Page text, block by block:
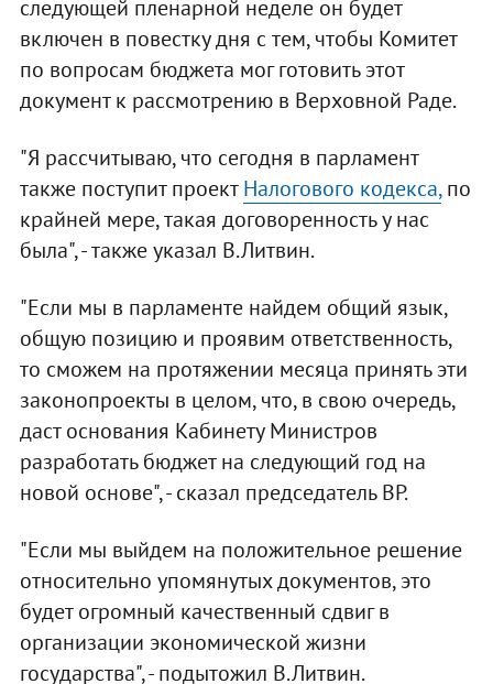
следующей пленарной неделе он будет
включен в повестку дня с тем, чтобы Комитет
по вопросам бюджета мог готовить этот
документ к рассмотрению в Верховной Раде.
"Я рассчитываю, что сегодня в парламент
также поступит проектНалогового кодекса,по
крайней мере, такая договоренность у нас
была", - также указал В.Литвин.
"Если мы в парламенте найдем общий язык,
общую позицию и проявим ответственность,
то сможем на протяжении месяца принять эти
законопроекты в целом, что, в свою очередь,
даст основания Кабинету Министров
разработать бюджет на следующий год на
новой основе", - сказал председатель ВР.
"Если мы выйдем на положительное решение
относительно упомянутых документов, это
будет огромный качественный сдвиг в
организации экономической жизни
государства", - подытожил В.Литвин.